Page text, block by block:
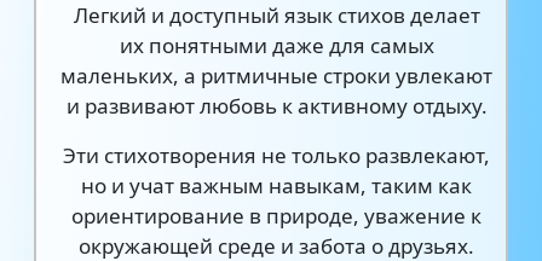
Легкий и доступный язык стихов делает
их понятными даже для самых
маленьких, а ритмичные строки увлекают
и развивают любовь к активному отдыху.
Эти стихотворения не только развлекают,
но и учат важным навыкам, таким как
ориентирование в природе, уважение к
окружающей среде и забота о друзьях.